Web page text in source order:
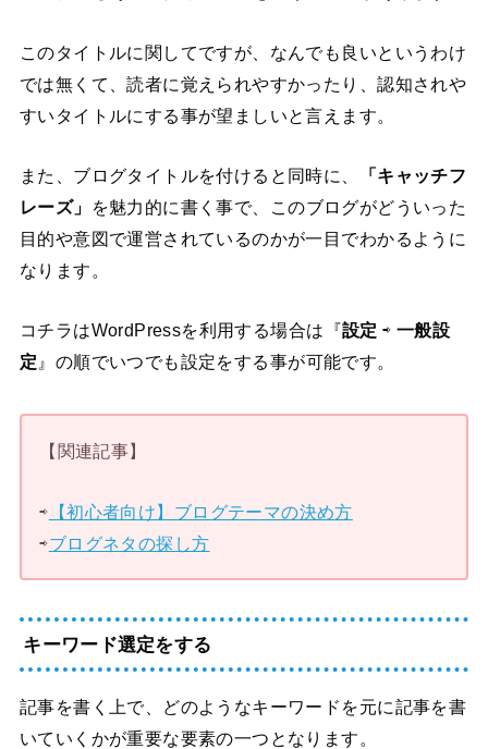
このタイトルに関してですが、なんでも良いというわけ
では無くて、読者に覚えられやすかったり、認知されや
すいタイトルにする事が望ましいと言えます。
また、ブログタイトルを付けると同時に、
「キャッチフ
レーズ」
を魅力的に書く事で、このブログがどういった
目的や意図で運営されているのかが一目でわかるように
なります。
コチラはWordPressを利用する場合は『設定 ⇨ 一般設
定 』の順でいつでも設定をする事が可能です。
【関連記事】
⇨ 【初心者向け】ブログテーマの決め方
⇨ブログネタの探し方
キーワード選定をする
記事を書く上で、どのようなキーワードを元に記事を書
いていくかが重要な要素の一つとなります。